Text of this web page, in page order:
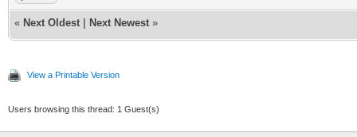
« Next Oldest Next Newest »
View a Printable Version
Users browsing this thread: 1 Guest(s)